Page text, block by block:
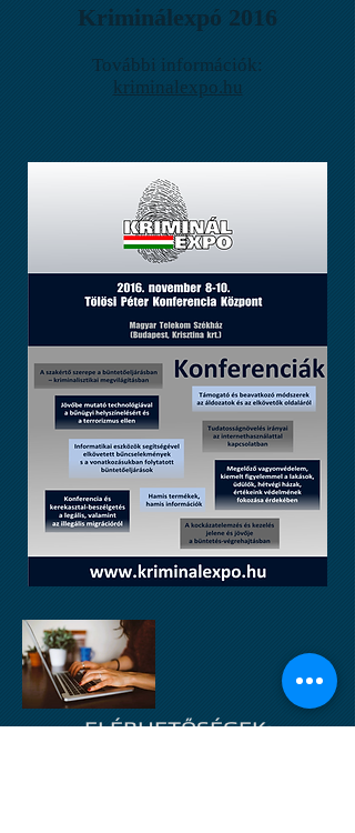
Kriminálexpó 2016
További információk:
kriminalexpo.hu
ELÉRHETŐSÉGEK: